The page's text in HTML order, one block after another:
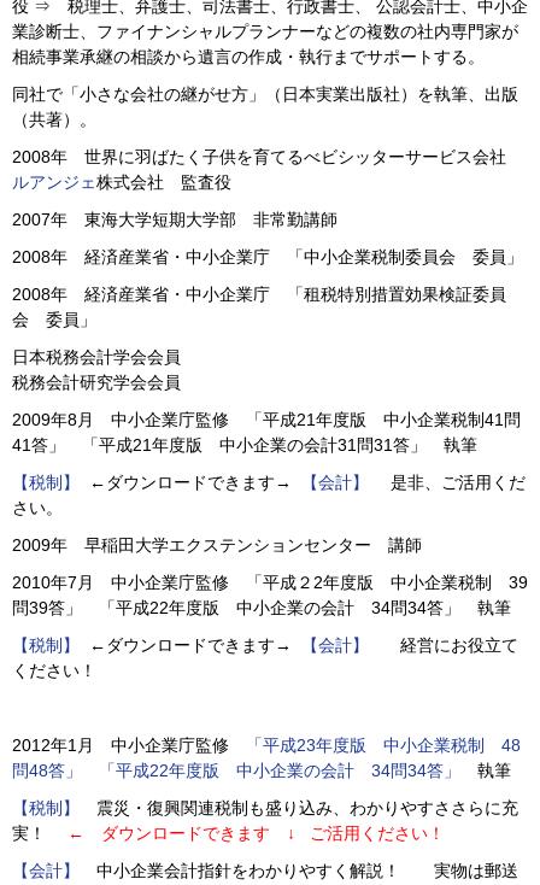
役 ⇒ 税理士、弁護士、司法書士、行政書士、 公認会計士、中小企
業診断士、ファイナンシャルプランナーなどの複数の社内専門家が
相続事業承継の相談から遺言の作成・執行までサポートする。
同社で「小さな会社の継がせ方」（日本実業出版社）を執筆、出版
（共著）。
2008年 世界に羽ばたく子供を育てるべビシッターサービス会社
ルアンジェ株式会社 監査役
2007年 東海大学短期大学部 非常勤講師
2008年 経済産業省・中小企業庁 「中小企業税制委員会 委員」
2008年 経済産業省・中小企業庁 「租税特別措置効果検証委員
会 委員」
日本税務会計学会会員
税務会計研究学会会員
2009年8月 中小企業庁監修 「平成21年度版 中小企業税制41問
41答」 「平成21年度版 中小企業の会計31問31答」 執筆
【税制】
←ダウンロードできます→ 【会計】
是非、ご活用くだ
さい。
2009年 早稲田大学エクステンションセンター 講師
2010年7月 中小企業庁監修 「平成２2年度版 中小企業税制 39
問39答」 「平成22年度版 中小企業の会計 34問34答」 執筆
【税制】
←ダウンロードできます→ 【会計】
経営にお役立て
ください！
2012年1月 中小企業庁監修
「平成23年度版 中小企業税制 48
問48答」
「平成22年度版 中小企業の会計 34問34答」
執筆
【税制】
震災・復興関連税制も盛り込み、わかりやすささらに充
実！
← ダウンロードできます ↓ ご活用ください！
【会計】
中小企業会計指針をわかりやすく解説！ 実物は郵送